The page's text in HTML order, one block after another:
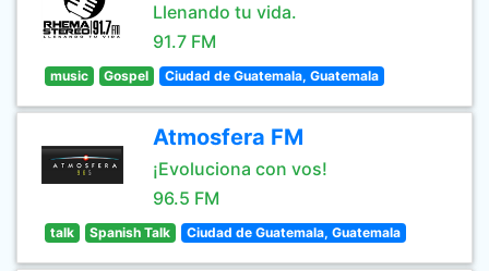
Llenando tu vida.
91.7 FM
music Gospel Ciudad de Guatemala, Guatemala
Atmosfera FM
¡Evoluciona con vos!
96.5 FM
talk Spanish Talk Ciudad de Guatemala, Guatemala